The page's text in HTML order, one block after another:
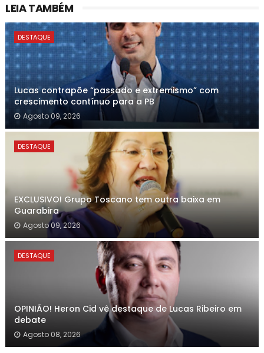
LEIA TAMBÉM
DESTAQUE
Lucas contrapõe “passado e extremismo” com
crescimento contínuo para a PB
Agosto 09, 2026
DESTAQUE
EXCLUSIVO! Grupo Toscano tem outra baixa em
Guarabira
Agosto 09, 2026
DESTAQUE
OPINIÃO! Heron Cid vê destaque de Lucas Ribeiro em
debate
Agosto 08, 2026